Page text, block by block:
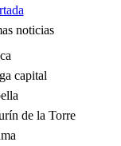
noticias
capital
de la Torre